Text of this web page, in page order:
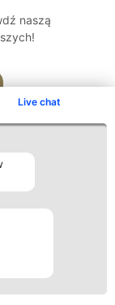
Live chat
naszą